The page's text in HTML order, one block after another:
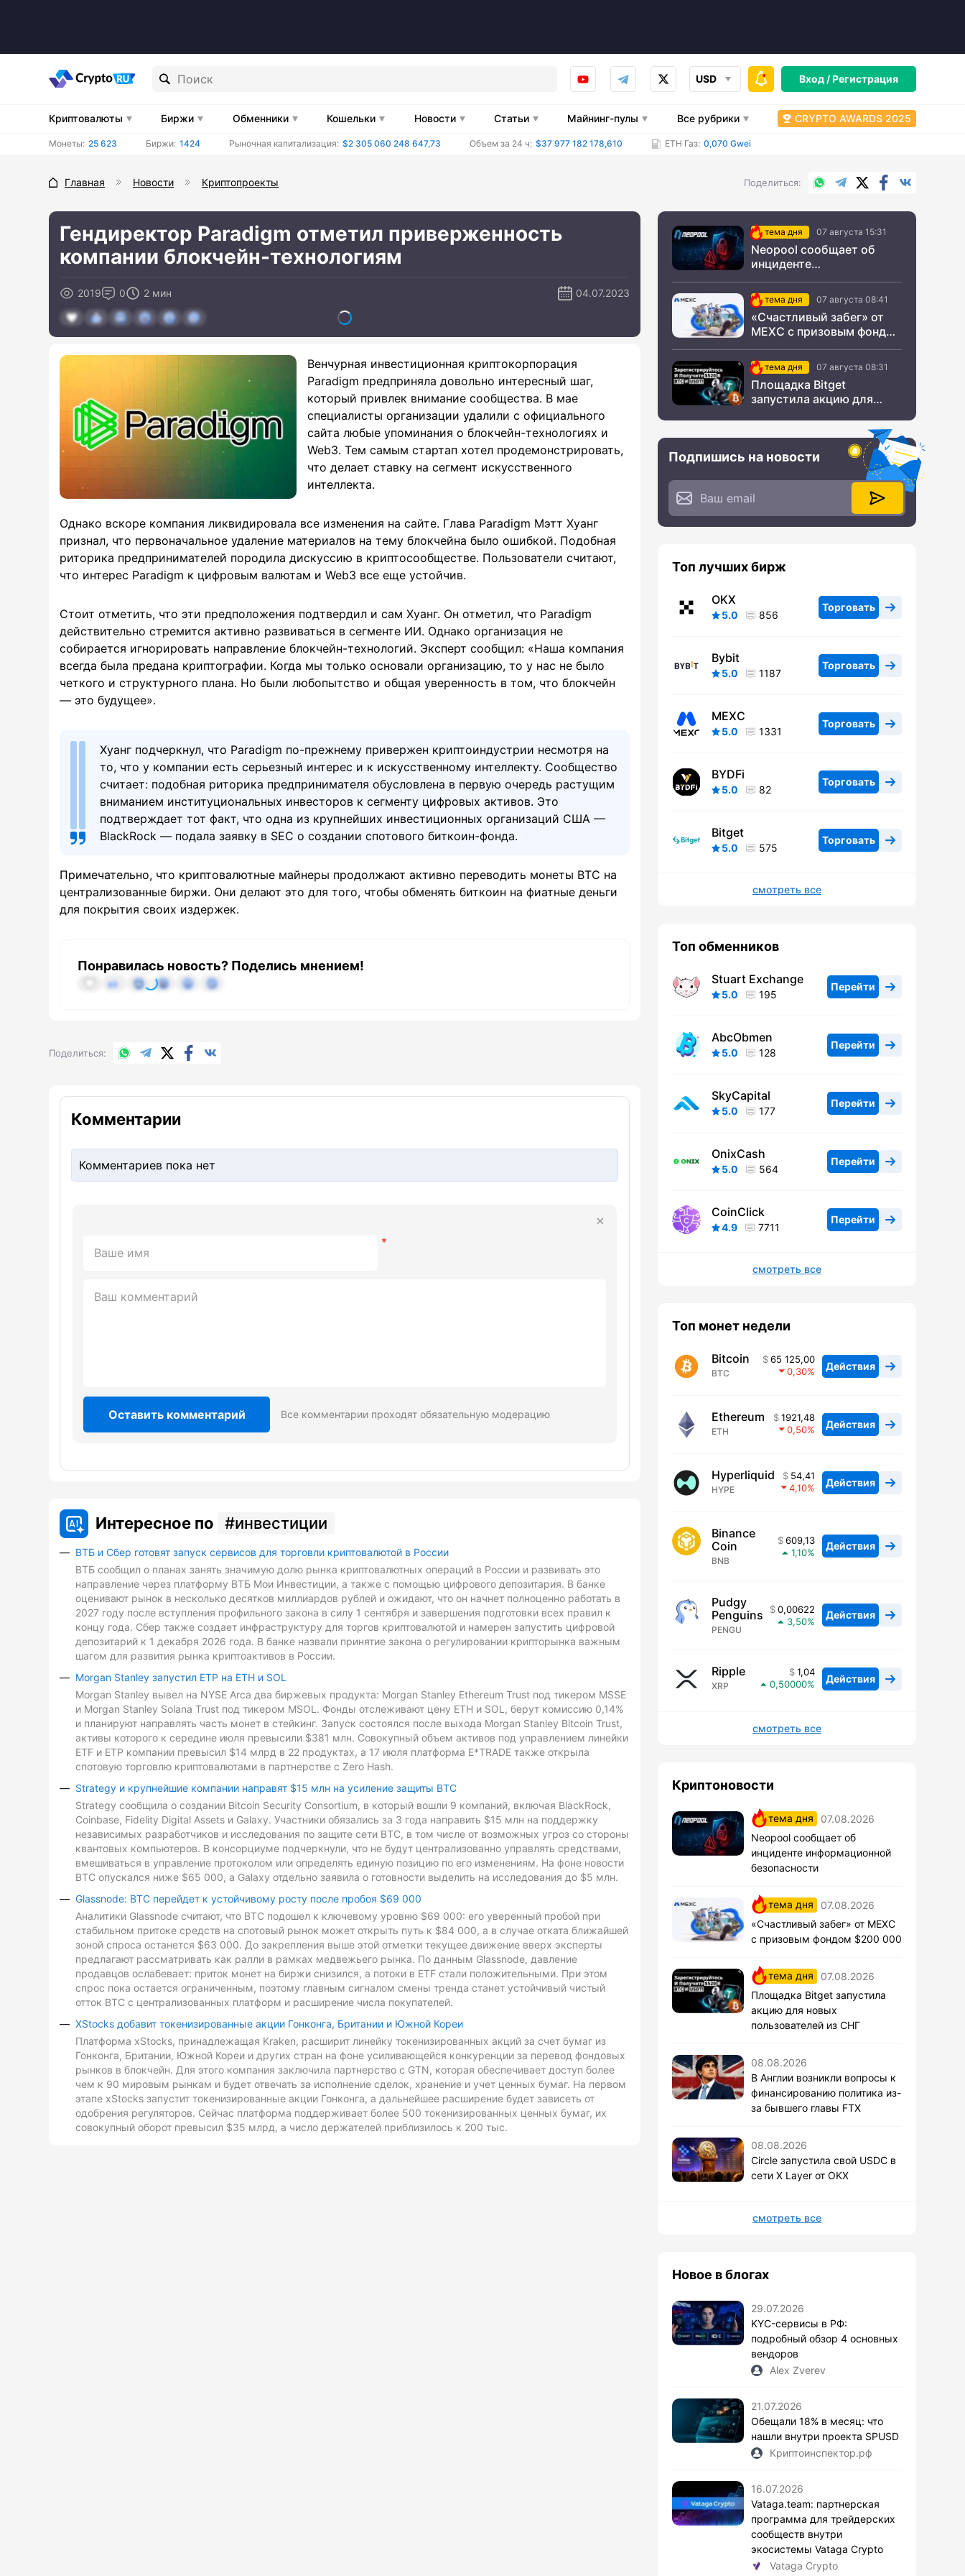
USD Вход /Регистрация
Криптовалюты Биржи Обменники Кошельки Новости Статьи Майнинг-пулы Все рубрики CRYPTO AWARDS 2025
Монеты: 25 623 Биржи: 1424 Рыночная капитализация: $2 305 060 248 647,73 Объем за 24 ч: $37 977 182 178,610 ETH Газ: 0,070 Gwei
Главная Новости Криптопроекты Поделиться WhatsApp
TelegramX.comFacebook
Гендиректор Paradigm отметил приверженность
компании блокчейн-технологиям
2019 0 2 мин 04.07.2023
Венчурная инвестиционная криптокорпорация
Paradigm предприняла довольно интересный шаг,
который привлек внимание сообщества. В мае
специалисты организации удалили с официального
сайта любые упоминания о блокчейн-технологиях и
Web3. Тем самым стартап хотел продемонстрировать,
что делает ставку на сегмент искусственного
интеллекта.
Однако вскоре компания ликвидировала все изменения на сайте. Глава Paradigm Мэтт Хуанг
признал, что первоначальное удаление материалов на тему блокчейна было ошибкой. Подобная
риторика предпринимателей породила дискуссию в криптосообществе. Пользователи считают,
что интерес Paradigm к цифровым валютам и Web3 все еще устойчив.
Стоит отметить, что эти предположения подтвердил и сам Хуанг. Он отметил, что Paradigm
действительно стремится активно развиваться в сегменте ИИ. Однако организация не
собирается игнорировать направление блокчейн-технологий. Эксперт сообщил: «Наша компания
всегда была предана криптографии. Когда мы только основали организацию, то у нас не было
четкого и структурного плана. Но были любопытство и общая уверенность в том, что блокчейн
— это будущее».
Хуанг подчеркнул, что Paradigm по-прежнему привержен криптоиндустрии несмотря на
то, что у компании есть серьезный интерес и к искусственному интеллекту. Сообщество
считает: подобная риторика предпринимателя обусловлена в первую очередь растущим
вниманием институциональных инвесторов к сегменту цифровых активов. Это
подтверждает тот факт, что одна из крупнейших инвестиционных организаций США —
BlackRock — подала заявку в SEC о создании спотового биткоин-фонда.
Примечательно, что криптовалютные майнеры продолжают активно переводить монеты BTC на
централизованные биржи. Они делают это для того, чтобы обменять биткоин на фиатные деньги
для покрытия своих издержек.
Понравилась новость? Поделись мнением!
Поделиться WhatsApp
TelegramX.comFacebook
Комментарии
Комментариев пока нет
Оставить комментарий Все комментарии проходят обязательную модерацию
Интересное по инвестиции
ВТБ и Сбер готовят запуск сервисов для торговли криптовалютой в России
ВТБ сообщил о планах занять значимую долю рынка криптовалютных операций в России и развивать это
направление через платформу ВТБ Мои Инвестиции, а также с помощью цифрового депозитария. В банке
оценивают рынок в несколько десятков миллиардов рублей и ожидают, что он начнет полноценно работать в
2027 году после вступления профильного закона в силу 1 сентября и завершения подготовки всех правил к
концу года. Сбер также создает инфраструктуру для торгов криптовалютой и намерен запустить цифровой
депозитарий к 1 декабря 2026 года. В банке назвали принятие закона о регулировании крипторынка важным
шагом для развития рынка криптоактивов в России.
Morgan Stanley запустил ETP на ETH и SOL
Morgan Stanley вывел на NYSE Arca два биржевых продукта: Morgan Stanley Ethereum Trust под тикером MSSE
и Morgan Stanley Solana Trust под тикером MSOL. Фонды отслеживают цену ETH и SOL, берут комиссию 0,14%
и планируют направлять часть монет в стейкинг. Запуск состоялся после выхода Morgan Stanley Bitcoin Trust,
активы которого к середине июля превысили $381 млн. Совокупный объем активов под управлением линейки
ETF и ETP компании превысил $14 млрд в 22 продуктах, а 17 июля платформа E*TRADE также открыла
спотовую торговлю криптовалютами в партнерстве с Zero Hash.
Strategy и крупнейшие компании направят $15 млн на усиление защиты BTC
Strategy сообщила о создании Bitcoin Security Consortium, в который вошли 9 компаний, включая BlackRock,
Coinbase, Fidelity Digital Assets и Galaxy. Участники обязались за 3 года направить $15 млн на поддержку
независимых разработчиков и исследования по защите сети BTC, в том числе от возможных угроз со стороны
квантовых компьютеров. В консорциуме подчеркнули, что не будут централизованно управлять средствами,
вмешиваться в управление протоколом или определять единую позицию по его изменениям. На фоне новости
BTC опускался ниже $65 000, а Galaxy отдельно заявила о готовности выделить на исследования до $5 млн.
Glassnode: BTC перейдет к устойчивому росту после пробоя $69 000
Аналитики Glassnode считают, что BTC подошел к ключевому уровню $69 000: его уверенный пробой при
стабильном притоке средств на спотовый рынок может открыть путь к $84 000, а в случае отката ближайшей
зоной спроса останется $63 000. До закрепления выше этой отметки текущее движение вверх эксперты
предлагают рассматривать как ралли в рамках медвежьего рынка. По данным Glassnode, давление
продавцов ослабевает: приток монет на биржи снизился, а потоки в ETF стали положительными. При этом
спрос пока остается ограниченным, поэтому главным сигналом смены тренда станет устойчивый чистый
отток BTC с централизованных платформ и расширение числа покупателей.
XStocks добавит токенизированные акции Гонконга, Британии и Южной Кореи
Платформа xStocks, принадлежащая Kraken, расширит линейку токенизированных акций за счет бумаг из
Гонконга, Британии, Южной Кореи и других стран на фоне усиливающейся конкуренции за перевод фондовых
рынков в блокчейн. Для этого компания заключила партнерство с GTN, которая обеспечивает доступ более
чем к 90 мировым рынкам и будет отвечать за исполнение сделок, хранение и учет ценных бумаг. На первом
этапе xStocks запустит токенизированные акции Гонконга, а дальнейшее расширение будет зависеть от
одобрения регуляторов. Сейчас платформа поддерживает более 500 токенизированных ценных бумаг, их
совокупный оборот превысил $35 млрд, а число держателей приблизилось к 200 тыс.
тема дня 07 августа 15:31
Neopool сообщает об
инциденте
безопасности
тема дня 07 августа 08:41
«Счастливый забег» от
MEXC с призовым фондом
тема дня 07 августа 08:31
Площадка Bitget
запустила акцию для
Подпишись на новости
Топ лучших бирж
OKX
5.0 856
Торговать
Bybit
5.0 1187
Торговать
MEXC
5.0 1331
Торговать
BYDFi
5.0 82
Торговать
Bitget
5.0 575
Торговать
смотреть все
Топ обменников
Stuart Exchange
5.0 195
Перейти
AbcObmen
5.0 128
Перейти
SkyCapital
5.0 177
Перейти
OnixCash
5.0 564
Перейти
CoinClick
4.9 7711
Перейти
смотреть все
Топ монет недели
Bitcoin
BTC
65 125,00
0,30
Действия
Ethereum
ETH
1921,48
0,50
Действия
Hyperliquid
HYPE
54,41
4,10
Действия
Binance
Coin
BNB
609,13
1,10
Действия
Pudgy
Penguins
PENGU
0,00622
3,50
Действия
Ripple
XRP
1,04
0,50000
Действия
смотреть все
Криптоновости
тема дня
07.08.2026
Neopool сообщает об
инциденте информационной
безопасности
тема дня
07.08.2026
«Счастливый забег» от MEXC
с призовым фондом $200 000
тема дня
07.08.2026
Площадка Bitget запустила
акцию для новых
пользователей из СНГ
08.08.2026
В Англии возникли вопросы к
финансированию политика из-
за бывшего главы FTX
08.08.2026
Circle запустила свой USDC в
сети X Layer от OKX
смотреть все
Новое в блогах
29.07.2026
KYC-сервисы в РФ:
подробный обзор 4 основных
вендоров
Alex Zverev
21.07.2026
Обещали 18% в месяц: что
нашли внутри проекта SPUSD
Криптоинспектор.рф
16.07.2026
Vataga.team: партнерская
программа для трейдерских
сообществ внутри
экосистемы Vataga Crypto
Vataga Crypto